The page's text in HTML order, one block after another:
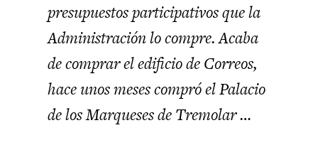
presupuestos participativos que la
Administración lo compre. Acaba
de comprar el edificio de Correos,
hace unos meses compró el Palacio
de los Marqueses de Tremolar …